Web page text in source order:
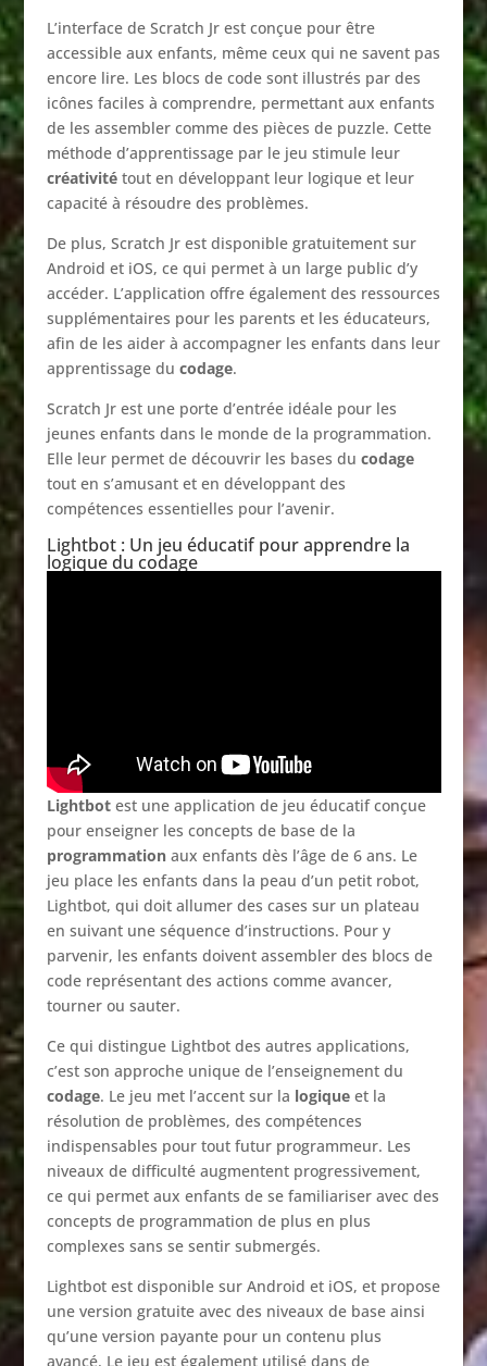
L’interface de Scratch Jr est conçue pour être
accessible aux enfants, même ceux qui ne savent pas
encore lire. Les blocs de code sont illustrés par des
icônes faciles à comprendre, permettant aux enfants
de les assembler comme des pièces de puzzle. Cette
méthode d’apprentissage par le jeu stimule leur
créativitétout en développant leur logique et leur
capacité à résoudre des problèmes.
De plus, Scratch Jr est disponible gratuitement sur
Android et iOS, ce qui permet à un large public d’y
accéder. L’application offre également des ressources
supplémentaires pour les parents et les éducateurs,
afin de les aider à accompagner les enfants dans leur
apprentissage du codage.
Scratch Jr est une porte d’entrée idéale pour les
jeunes enfants dans le monde de la programmation.
Elle leur permet de découvrir les bases du codage
tout en s’amusant et en développant des
compétences essentielles pour l’avenir.
Lightbot : Un jeu éducatif pour apprendre la
logique du codage
Lightbotest une application de jeu éducatif conçue
pour enseigner les concepts de base de la
programmationaux enfants dès l’âge de 6 ans. Le
jeu place les enfants dans la peau d’un petit robot,
Lightbot, qui doit allumer des cases sur un plateau
en suivant une séquence d’instructions. Pour y
parvenir, les enfants doivent assembler des blocs de
code représentant des actions comme avancer,
tourner ou sauter.
Ce qui distingue Lightbot des autres applications,
c’est son approche unique de l’enseignement du
codage. Le jeu met l’accent sur la logiqueet la
résolution de problèmes, des compétences
indispensables pour tout futur programmeur. Les
niveaux de difficulté augmentent progressivement,
ce qui permet aux enfants de se familiariser avec des
concepts de programmation de plus en plus
complexes sans se sentir submergés.
Lightbot est disponible sur Android et iOS, et propose
une version gratuite avec des niveaux de base ainsi
qu’une version payante pour un contenu plus
avancé. Le jeu est également utilisé dans de